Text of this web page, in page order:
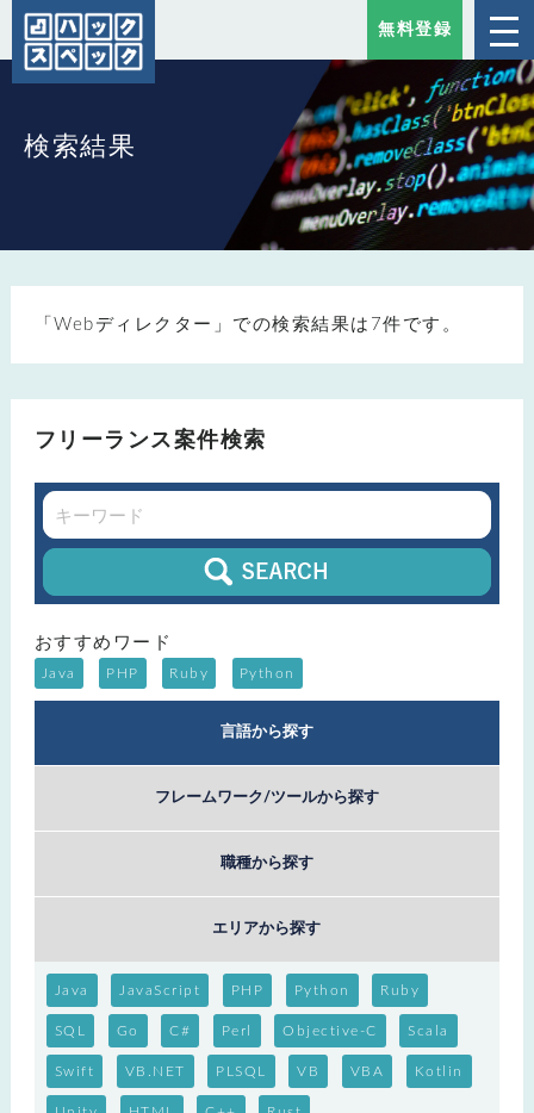
無料登録
検索結果
「Webディレクター」での検索結果は7件です。
フリーランス案件検索
おすすめワード
Java PHP Ruby Python
言語から探す
フレームワーク/ツールから探す
職種から探す
エリアから探す
Java JavaScript PHP Python Ruby
SQL Go C# Perl Objective-C Scala
Swift VB.NET PLSQL VB VBA Kotlin